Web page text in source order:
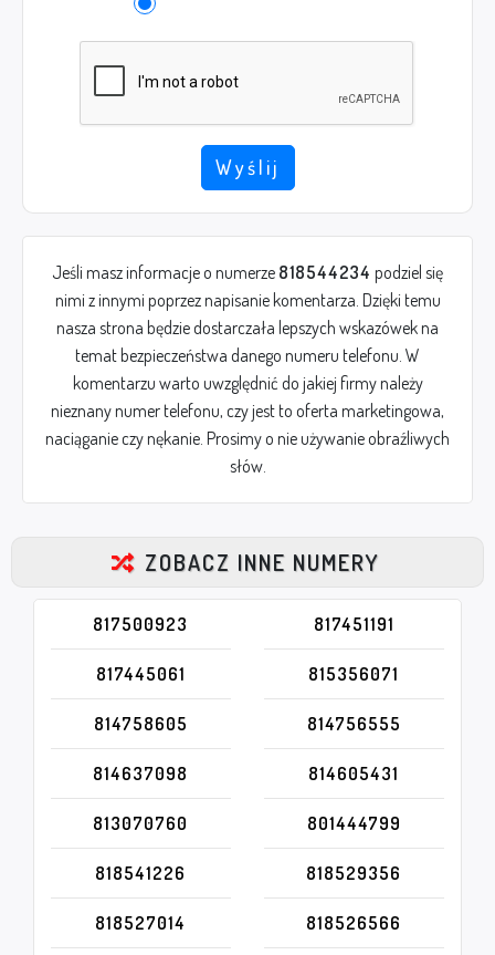
Wyślij
Jeśli masz informacje o numerze 818544234 podziel się
nimi z innymi poprzez napisanie komentarza. Dzięki temu
nasza strona będzie dostarczała lepszych wskazówek na
temat bezpieczeństwa danego numeru telefonu. W
komentarzu warto uwzględnić do jakiej firmy należy
nieznany numer telefonu, czy jest to oferta marketingowa,
naciąganie czy nękanie. Prosimy o nie używanie obraźliwych
słów.
ZOBACZ INNE NUMERY
817500923 817451191
817445061 815356071
814758605 814756555
814637098 814605431
813070760 801444799
818541226 818529356
818527014 818526566